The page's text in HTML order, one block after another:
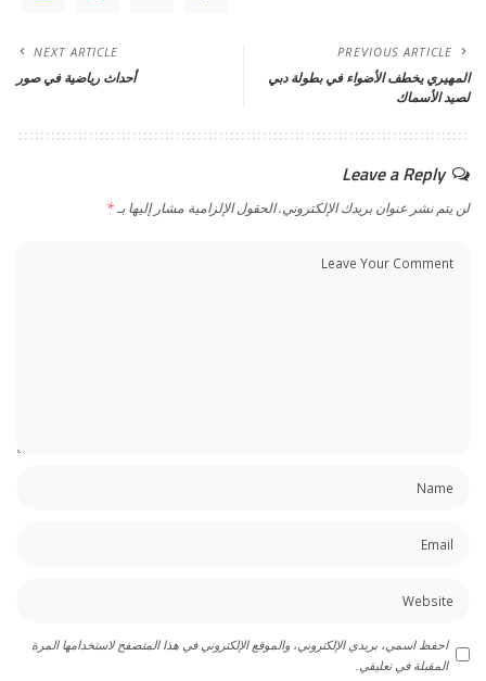
PREVIOUS ARTICLE
المهيري يخطف الأضواء في بطولة دبي
لصيد الأسماك
NEXT ARTICLE
أحداث رياضية في صور
Leave a Reply
لن يتم نشر عنوان بريدك الإلكتروني.الحقول الإلزامية مشار إليها بـ*
احفظ اسمي، بريدي الإلكتروني، والموقع الإلكتروني في هذا المتصفح لاستخدامها المرة
المقبلة في تعليقي.